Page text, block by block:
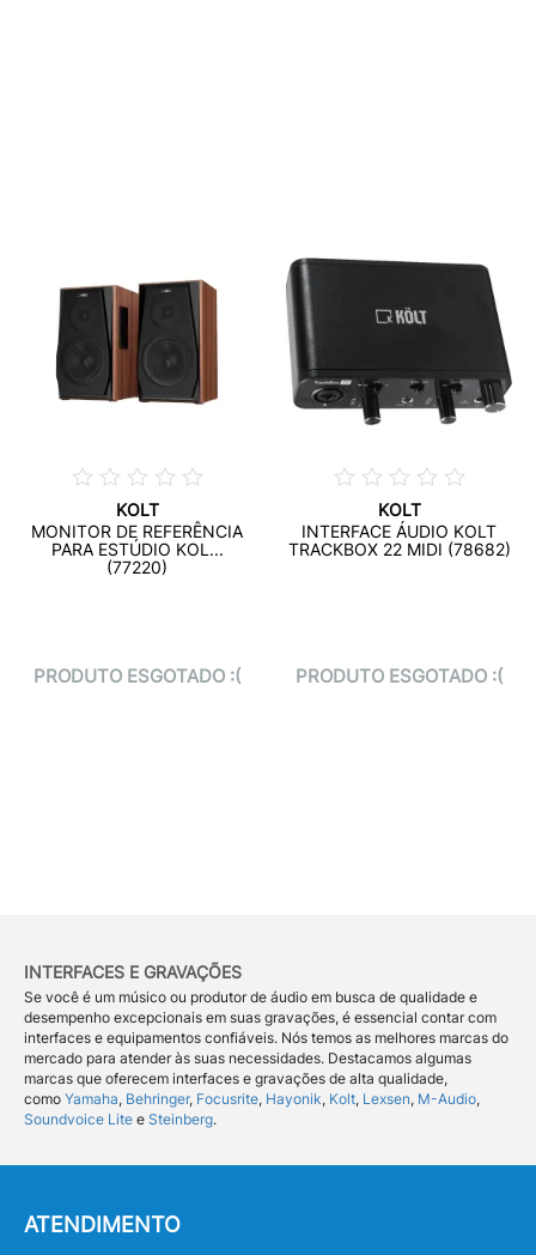
KOLT
MONITOR DE REFERÊNCIA
PARA ESTÚDIO KOL...
(77220)
PRODUTO ESGOTADO :(
KOLT
INTERFACE ÁUDIO KOLT
TRACKBOX 22 MIDI (78682)
PRODUTO ESGOTADO :(
INTERFACES E GRAVAÇÕES
Se você é um músico ou produtor de áudio em busca de qualidade e
desempenho excepcionais em suas gravações, é essencial contar com
interfaces e equipamentos confiáveis. Nós temos as melhores marcas do
mercado para atender às suas necessidades. Destacamos algumas
marcas que oferecem interfaces e gravações de alta qualidade,
como Yamaha, Behringer, Focusrite, Hayonik, Kolt, Lexsen, M-Audio,
Soundvoice Lite e Steinberg.
ATENDIMENTO